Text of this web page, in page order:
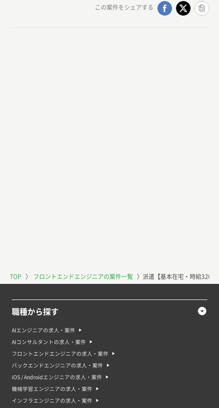
TOP 〉 フロントエンドエンジニアの案件一覧 〉 派遣【基本在宅・時給3200
この案件をシェアする
職種から探す
AIエンジニアの求人・案件
AIコンサルタントの求人・案件
フロントエンドエンジニアの求人・案件
バックエンドエンジニアの求人・案件
iOS / Androidエンジニアの求人・案件
機械学習エンジニアの求人・案件
インフラエンジニアの求人・案件